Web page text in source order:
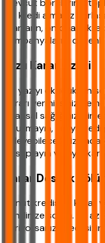
mevcut borçlarınız
bir kredi almanız
olanların, ön onaylı
kampanyalarını
Hızlı Karar Özeti
Bu yazıyı okuduktan
kararı vermişsiniz
finansal sağlığınız için
Unutmayın, en iyi
ödeyebileceğiniz
hesaplayın ve öyle
Karar Destek
Konut kredisine karar
kendinize sorun. En az
veriyorsanız, kredi